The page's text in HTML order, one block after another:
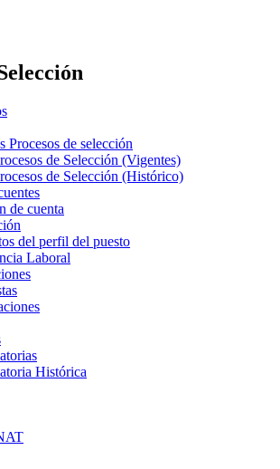
Procesos de selección
de Selección (Vigentes)
de Selección (Histórico)
de cuenta
del perfil del puesto
Laboral
Histórica